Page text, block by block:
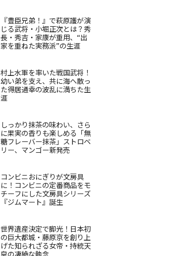
『豊臣兄弟！』で萩原護が演
じる武将・小堀正次とは？秀
長・秀吉・家康が重用、“出
家を重ねた実務派”の生涯
村上水軍を率いた戦国武将！
幼い弟を支え、共に海へ散っ
た得居通幸の波乱に満ちた生
涯
しっかり抹茶の味わい、さら
に果実の香りも楽しめる「無
糖フレーバー抹茶」ストロベ
リー、マンゴー新発売
コンビニおにぎりが文房具
に！コンビニの定番商品をモ
チーフにした文房具シリーズ
『ジムマート』誕生
世界遺産決定で脚光！日本初
の巨大都城・藤原京を創り上
げた知られざる女帝・持統天
皇の凄絶な執念